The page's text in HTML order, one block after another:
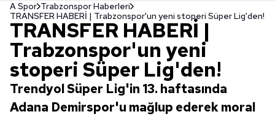
A Spor Trabzonspor Haberleri
TRANSFER HABERİ | Trabzonspor'un yeni stoperi Süper Lig'den!
TRANSFER HABERİ |
Trabzonspor'un yeni
stoperi Süper Lig'den!
Trendyol Süper Lig'in 13. haftasında
Adana Demirspor'u mağlup ederek moral